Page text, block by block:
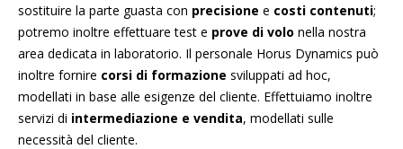
sostituire la parte guasta con precisione e costi contenuti;
potremo inoltre effettuare test e prove di volo nella nostra
area dedicata in laboratorio. Il personale Horus Dynamics può
inoltre fornire corsi di formazione sviluppati ad hoc,
modellati in base alle esigenze del cliente. Effettuiamo inoltre
servizi di intermediazione e vendita, modellati sulle
necessità del cliente.